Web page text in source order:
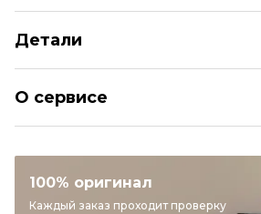
Детали
Категория
Бренд
LORO PIANA
О сервисе
100% оригинал
Каждый заказ проходит проверку